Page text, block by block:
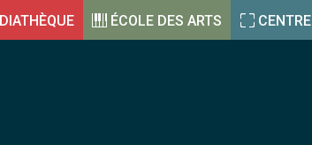
ÉCOLE DES ARTS CENTRE